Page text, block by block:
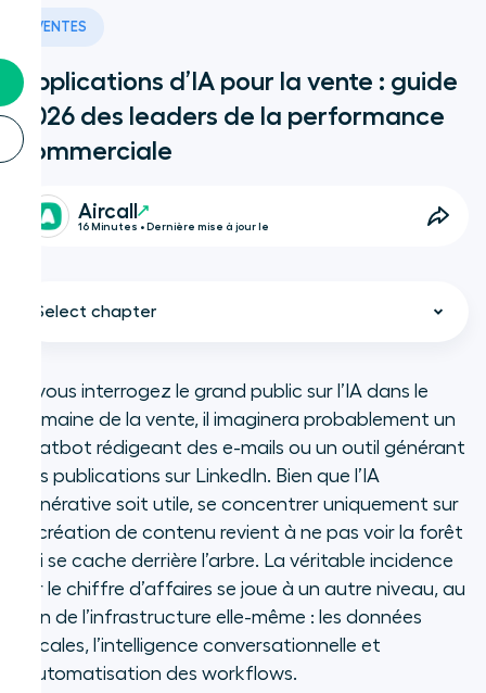
VENTES
Applications d’IA pour la vente : guide
2026 des leaders de la performance
commerciale
Aircall
16 Minutes • Dernière mise à jour le
Select chapter
Points à retenir
Que sont les applications d’IA pour
la vente ?
Les trois grandes catégories
d’outils de vente basés sur l’IA
Les usages clés de l’IA tout au long
du cycle de vente
Si vous interrogez le grand public sur l’IA dans le
domaine de la vente, il imaginera probablement un
chatbot rédigeant des e-mails ou un outil générant
des publications sur LinkedIn. Bien que l’IA
générative soit utile, se concentrer uniquement sur
la création de contenu revient à ne pas voir la forêt
qui se cache derrière l’arbre. La véritable incidence
sur le chiffre d’affaires se joue à un autre niveau, au
sein de l’infrastructure elle-même : les données
vocales, l’intelligence conversationnelle et
l’automatisation des workflows.